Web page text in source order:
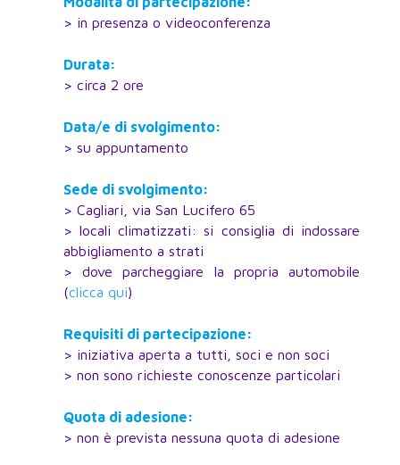
> in presenza o videoconferenza
Durata:
> circa 2 ore
Data/e di svolgimento:
> su appuntamento
Sede di svolgimento:
> Cagliari, via San Lucifero 65
> locali climatizzati: si consiglia di indossare
abbigliamento a strati
> dove parcheggiare la propria automobile
(clicca qui)
Requisiti di partecipazione:
> iniziativa aperta a tutti, soci e non soci
> non sono richieste conoscenze particolari
Quota di adesione:
> non è prevista nessuna quota di adesione